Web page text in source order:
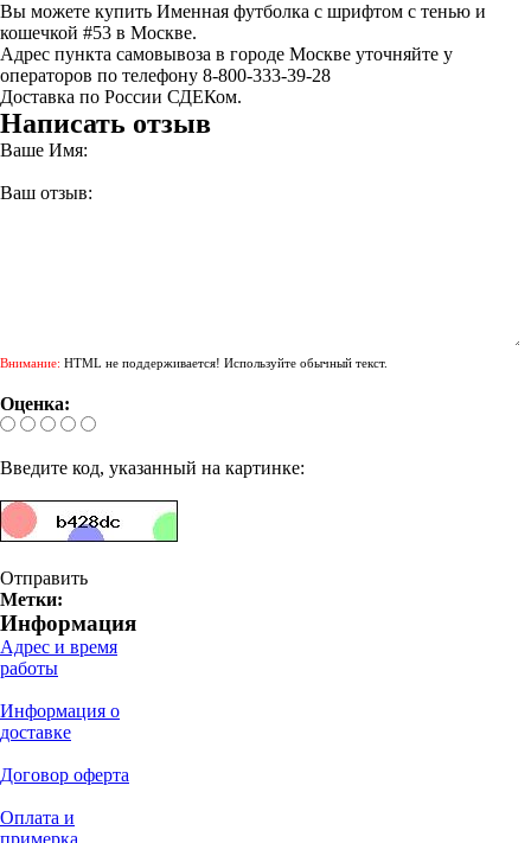
Вы можете купить Именная футболка с шрифтом с тенью и
кошечкой #53 в Москве.
Адрес пункта самовывоза в городе Москве уточняйте у
операторов по телефону 8-800-333-39-28
Доставка по России СДЕКом.
Написать отзыв
Ваше Имя:
Ваш отзыв:
Внимание: HTML не поддерживается! Используйте обычный текст.
Оценка:
Введите код, указанный на картинке:
Отправить
Метки:
Информация
Адрес и время
работы
Информация о
доставке
Договор оферта
Оплата и
примерка